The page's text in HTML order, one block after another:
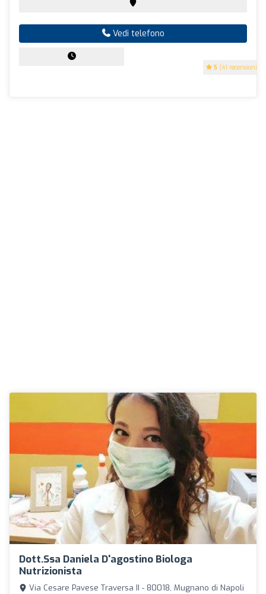
5 (41 recensioni)
Vedi telefono
Dott.ssa Daniela D'agostino Biologa
Nutrizionista
Via Cesare Pavese Traversa II - 80018, Mugnano di Napoli